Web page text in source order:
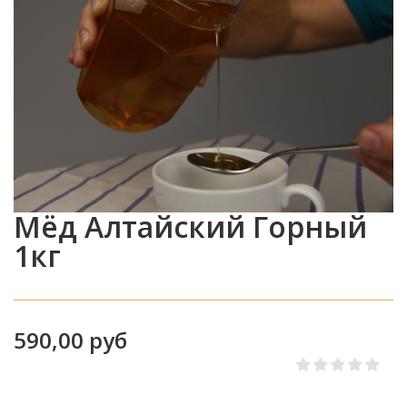
Мёд Алтайский Горный
1кг
590,00 руб